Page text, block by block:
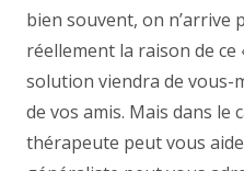
bien souvent, on n’arrive
réellement la raison de ce
solution viendra de vous-
de vos amis. Mais dans le
thérapeute peut vous